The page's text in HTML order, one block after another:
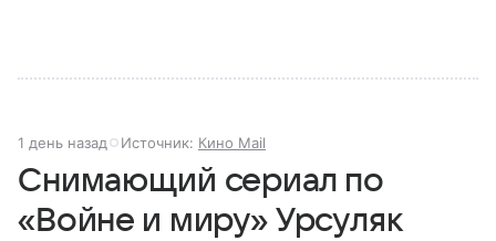
1 день назад Источник: Кино Mail
Снимающий сериал по
«Войне и миру» Урсуляк